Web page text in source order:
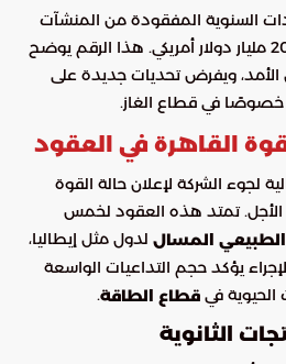
السنوية المفقودة من المنشآت
الثلاث المتضررة إلى حوالي 20 مليار دولار أمريكي. هذا الرقم يوضح
الأمد، ويفرض تحديات جديدة على
خصوصًا في قطاع الغاز.
القاهرة في العقود
لجوء الشركة لإعلان حالة القوة
الأجل. تمتد هذه العقود لخمس
الطبيعي المسال لدول مثل إيطاليا،
يؤكد حجم التداعيات الواسعة
الحيوية في قطاع الطاقة.
الثانوية